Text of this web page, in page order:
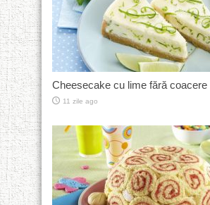
Cheesecake cu lime fără coacere
11 zile ago